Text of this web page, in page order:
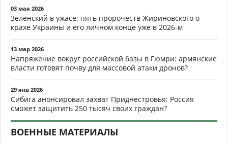
03 мая 2026
Зеленский в ужасе: пять пророчеств Жириновского о
крахе Украины и его личном конце уже в 2026-м
13 мар 2026
Напряжение вокруг российской базы в Гюмри: армянские
власти готовят почву для массовой атаки дронов?
29 янв 2026
Сибига анонсировал захват Приднестровья: Россия
сможет защитить 250 тысяч своих граждан?
ВОЕННЫЕ МАТЕРИАЛЫ